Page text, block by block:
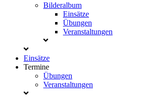
Bilderalbum
Einsätze
Übungen
Veranstaltungen
Einsätze
Termine
Übungen
Veranstaltungen